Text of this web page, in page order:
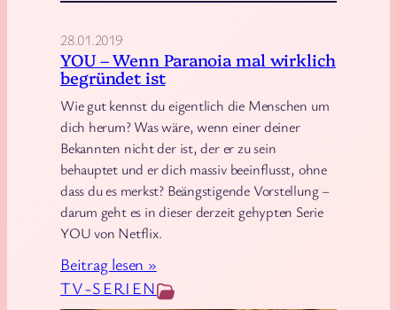
o
n
F
e
e
n
,
F
a
u
TV-SERIEN
28.01.2019
YOU – Wenn Paranoia mal wirklich
begründet ist
Wie gut kennst du eigentlich die Menschen um
dich herum? Was wäre, wenn einer deiner
Bekannten nicht der ist, der er zu sein
behauptet und er dich massiv beeinflusst, ohne
dass du es merkst? Beängstigende Vorstellung –
darum geht es in dieser derzeit gehypten Serie
YOU von Netflix.
Beitrag lesen »:
Y